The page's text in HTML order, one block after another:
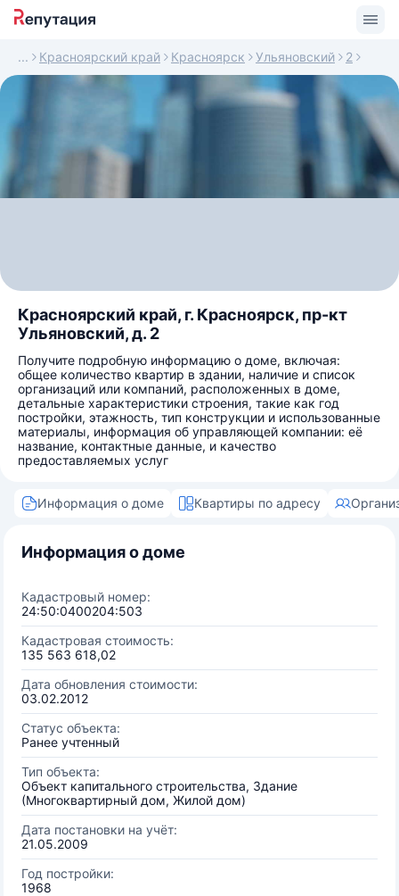
Красноярский край Красноярск Ульяновский 2
Красноярский край, г. Красноярск, пр-кт
Ульяновский, д. 2
Получите подробную информацию о доме, включая:
общее количество квартир в здании, наличие и список
организаций или компаний, расположенных в доме,
детальные характеристики строения, такие как год
постройки, этажность, тип конструкции и использованные
материалы, информация об управляющей компании: её
название, контактные данные, и качество
предоставляемых услуг
Информация о доме Квартиры по адресу
Информация о доме
Кадастровый номер:
24:50:0400204:503
Кадастровая стоимость:
135 563 618,02
Дата обновления стоимости:
03.02.2012
Статус объекта:
Ранее учтенный
Тип объекта:
Объект капитального строительства, Здание
(Многоквартирный дом, Жилой дом)
Дата постановки на учёт:
21.05.2009
Год постройки:
1968